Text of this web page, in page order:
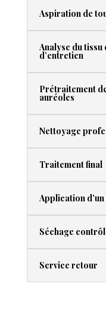
Aspiration de
Analyse du tissu
d’entretien
Prétraitement
auréoles
Nettoyage
Traitement final
Application
Séchage
Service retour